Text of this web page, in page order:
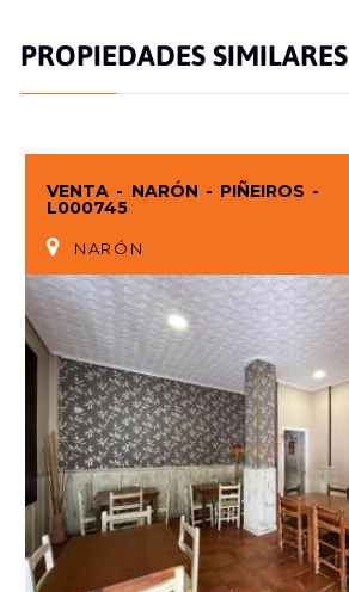
PROPIEDADES SIMILARES
VENTA - NARÓN - PIÑEIROS -
L000745
NARÓN